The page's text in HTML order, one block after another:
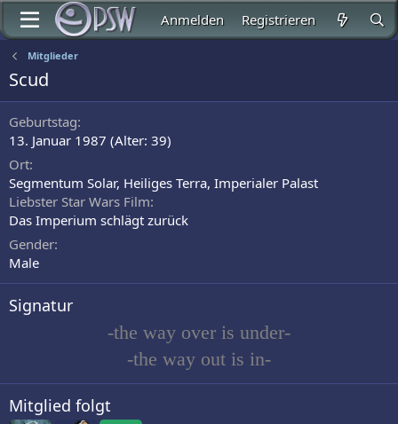
Anmelden Registrieren
Mitglieder
Scud
Geburtstag
13. Januar 1987 (Alter: 39)
Ort
Segmentum Solar, Heiliges Terra, Imperialer Palast
Liebster Star Wars Film
Das Imperium schlägt zurück
Gender
Male
Signatur
-the way over is under-
-the way out is in-
Mitglied folgt